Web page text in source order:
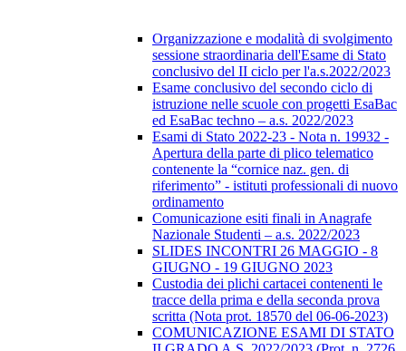
Organizzazione e modalità di svolgimento
sessione straordinaria dell'Esame di Stato
conclusivo del II ciclo per l'a.s.2022/2023
Esame conclusivo del secondo ciclo di
istruzione nelle scuole con progetti EsaBac
ed EsaBac techno – a.s. 2022/2023
Esami di Stato 2022-23 - Nota n. 19932 -
Apertura della parte di plico telematico
contenente la “cornice naz. gen. di
riferimento” - istituti professionali di nuovo
ordinamento
Comunicazione esiti finali in Anagrafe
Nazionale Studenti – a.s. 2022/2023
SLIDES INCONTRI 26 MAGGIO - 8
GIUGNO - 19 GIUGNO 2023
Custodia dei plichi cartacei contenenti le
tracce della prima e della seconda prova
scritta (Nota prot. 18570 del 06-06-2023)
COMUNICAZIONE ESAMI DI STATO